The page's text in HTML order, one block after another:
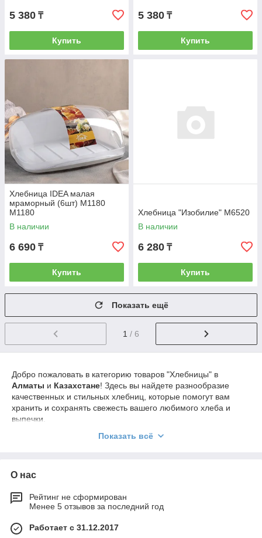
5 380 ₸
Купить
5 380 ₸
Купить
Хлебница IDEA малая
мраморный (6шт) М1180
М1180
В наличии
6 690 ₸
Купить
Хлебница "Изобилие" М6520
В наличии
6 280 ₸
Купить
Показать ещё
1 / 6
Добро пожаловать в категорию товаров "Хлебницы" в
Алматы и Казахстане! Здесь вы найдете разнообразие
качественных и стильных хлебниц, которые помогут вам
хранить и сохранять свежесть вашего любимого хлеба и
выпечки.
изготовлены из высококачественных
внешних факторов, таких как влага и пыль.
Мы предлагаем разнообразие дизайнов и стилей хлебниц,
чтобы соответствовать вашему вкусу и интерьеру кухни. Вы
линиями, модными и современными дизайнами, или
Показать всё
О нас
Рейтинг не сформирован
Менее 5 отзывов за последний год
Работает с 31.12.2017